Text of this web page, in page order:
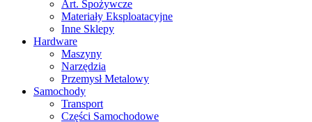
Art. Spożywcze
Materiały Eksploatacyjne
Inne Sklepy
Hardware
Maszyny
Narzędzia
Przemysł Metalowy
Samochody
Transport
Części Samochodowe